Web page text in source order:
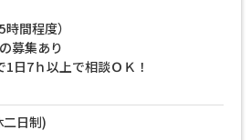
間程度）
募集あり
日7ｈ以上で相談ＯＫ！
日制)